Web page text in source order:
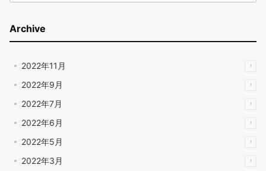
Archive
2022年11月 1
2022年9月 1
2022年7月 1
2022年6月 1
2022年5月 1
2022年3月 1